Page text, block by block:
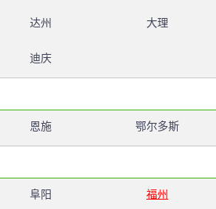
达州 大理
迪庆
恩施 鄂尔多斯
阜阳 福州